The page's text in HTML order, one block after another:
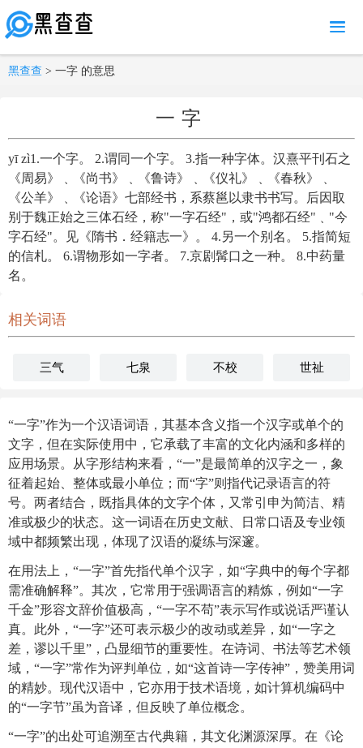
MENU
黑查查 > 一字 的意思
一字
yī zì1.一个字。 2.谓同一个字。 3.指一种字体。汉熹平刊石之
《周易》﹑《尚书》﹑《鲁诗》﹑《仪礼》﹑《春秋》﹑
《公羊》﹑《论语》七部经书，系蔡邕以隶书书写。后因取
别于魏正始之三体石经，称"一字石经"，或"鸿都石经"﹑"今
字石经"。见《隋书．经籍志一》。 4.另一个别名。 5.指简短
的信札。 6.谓物形如一字者。 7.京剧髯口之一种。 8.中药量
名。
相关词语
三气 七泉 不校 世祉
“一字”作为一个汉语词语，其基本含义指一个汉字或单个的
文字，但在实际使用中，它承载了丰富的文化内涵和多样的
应用场景。从字形结构来看，“一”是最简单的汉字之一，象
征着起始、整体或最小单位；而“字”则指代记录语言的符
号。两者结合，既指具体的文字个体，又常引申为简洁、精
准或极少的状态。这一词语在历史文献、日常口语及专业领
域中都频繁出现，体现了汉语的凝练与深邃。
在用法上，“一字”首先指代单个汉字，如“字典中的每个字都
需准确解释”。其次，它常用于强调语言的精炼，例如“一字
千金”形容文辞价值极高，“一字不苟”表示写作或说话严谨认
真。此外，“一字”还可表示极少的改动或差异，如“一字之
差，谬以千里”，凸显细节的重要性。在诗词、书法等艺术领
域，“一字”常作为评判单位，如“这首诗一字传神”，赞美用词
的精妙。现代汉语中，它亦用于技术语境，如计算机编码中
的“一字节”虽为音译，但反映了单位概念。
“一字”的出处可追溯至古代典籍，其文化渊源深厚。在《论